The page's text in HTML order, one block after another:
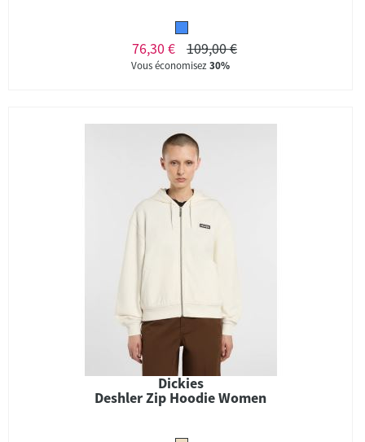
76,30 € 109,00 €
Vous économisez30%
Dickies
Deshler Zip Hoodie Women